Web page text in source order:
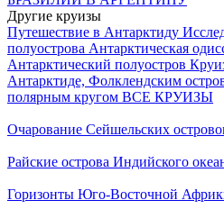
Другие круизы
Путешествие в Антарктиду
полуострова Антарктическая
Антарктический полуостров
Антарктиде, Фолклендским
полярным кругом ВСЕ КРУИЗЫ
Очарование Сейшельских
Райские острова Индийского
Горизонты Юго-Восточной